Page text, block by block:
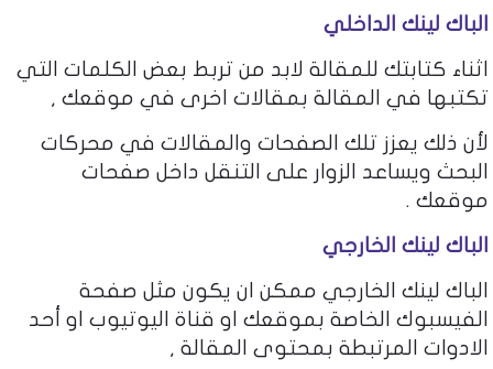
الباك لينك الداخلي
اثناء كتابتك للمقالة لابد من تربط بعض الكلمات التي
تكتبها في المقالة بمقالات اخرى في موقعك ,
لأن ذلك يعزز تلك الصفحات والمقالات في محركات
البحث ويساعد الزوار على التنقل داخل صفحات
موقعك .
الباك لينك الخارجي
الباك لينك الخارجي ممكن ان يكون مثل صفحة
الفيسبوك الخاصة بموقعك او قناة اليوتيوب او أحد
الادوات المرتبطة بمحتوى المقالة ,